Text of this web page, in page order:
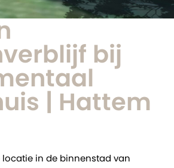
bij
| Hattem
in de binnenstad van